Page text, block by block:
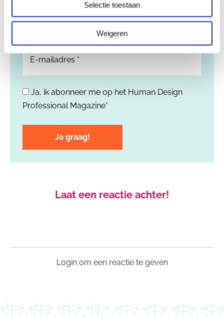
Selectie toestaan
Weigeren
Ja, ik abonneer me op het Human Design
Professional Magazine*
Laat een reactie achter!
Login om een reactie te geven